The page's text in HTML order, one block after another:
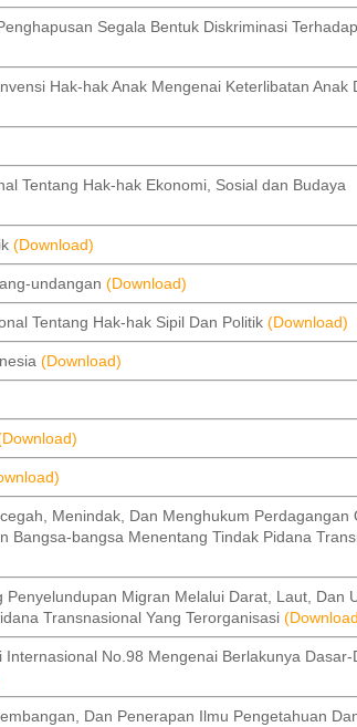
Segala Bentuk Diskriminasi
Hak-hak Anak Mengenai Keterlibatan Anak
Tentang Hak-hak Ekonomi, Sosial dan Budaya
(Download)
undangan (Download)
Tentang Hak-hak Sipil Dan Politik (Download)
(Download)
Menindak, Dan Menghukum Perdagangan
Bangsa-bangsa Menentang Tindak Pidana
Migran Melalui Darat, Laut, Dan
Transnasional Yang Terorganisasi
No.98 Mengenai Berlakunya Dasar-
Dan Penerapan Ilmu Pengetahuan